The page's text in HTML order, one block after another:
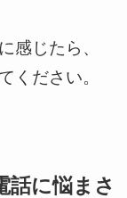
感じたら、
ください。
話に悩まさ